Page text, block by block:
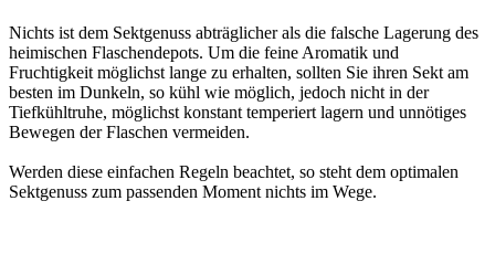
Nichts ist dem Sektgenuss abträglicher als die falsche Lagerung des
heimischen Flaschendepots. Um die feine Aromatik und
Fruchtigkeit möglichst lange zu erhalten, sollten Sie ihren Sekt am
besten im Dunkeln, so kühl wie möglich, jedoch nicht in der
Tiefkühltruhe, möglichst konstant temperiert lagern und unnötiges
Bewegen der Flaschen vermeiden.
Werden diese einfachen Regeln beachtet, so steht dem optimalen
Sektgenuss zum passenden Moment nichts im Wege.